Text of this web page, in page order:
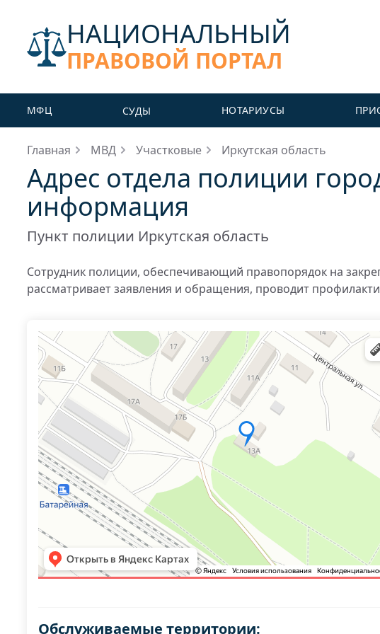
НАЦИОНАЛЬНЫЙ
ПРАВОВОЙ ПОРТАЛ
МФЦ СУДЫ НОТАРИУСЫ
Главная МВД Участковые Иркутская область
Адрес отдела полиции
информация
Пункт полиции Иркутская область
Сотрудник полиции, обеспечивающий правопорядок на
рассматривает заявления и обращения, проводит
Обслуживаемые территории: